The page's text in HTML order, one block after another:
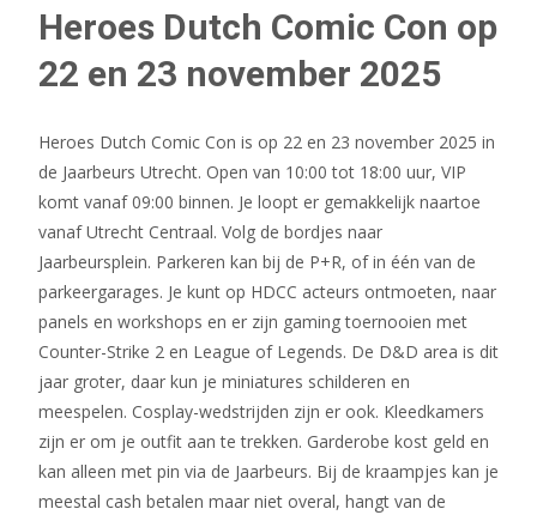
Heroes Dutch Comic Con op
22 en 23 november 2025
Heroes Dutch Comic Con is op 22 en 23 november 2025 in
de Jaarbeurs Utrecht. Open van 10:00 tot 18:00 uur, VIP
komt vanaf 09:00 binnen. Je loopt er gemakkelijk naartoe
vanaf Utrecht Centraal. Volg de bordjes naar
Jaarbeursplein. Parkeren kan bij de P+R, of in één van de
parkeergarages. Je kunt op HDCC acteurs ontmoeten, naar
panels en workshops en er zijn gaming toernooien met
Counter-Strike 2 en League of Legends. De D&D area is dit
jaar groter, daar kun je miniatures schilderen en
meespelen. Cosplay-wedstrijden zijn er ook. Kleedkamers
zijn er om je outfit aan te trekken. Garderobe kost geld en
kan alleen met pin via de Jaarbeurs. Bij de kraampjes kan je
meestal cash betalen maar niet overal, hangt van de